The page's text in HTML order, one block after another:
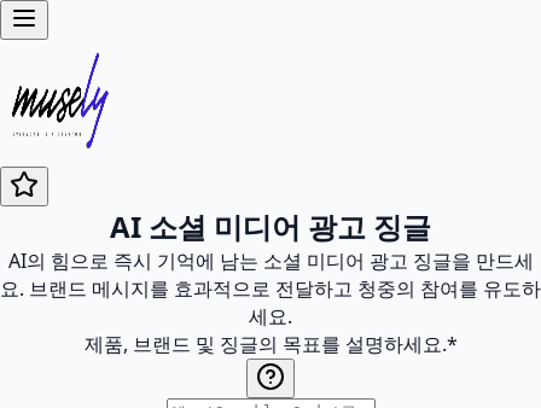
AI 소셜 미디어 광고 징글
AI의 힘으로 즉시 기억에 남는 소셜 미디어 광고 징글을 만드세
요. 브랜드 메시지를 효과적으로 전달하고 청중의 참여를 유도하
세요.
제품, 브랜드 및 징글의 목표를 설명하세요.*